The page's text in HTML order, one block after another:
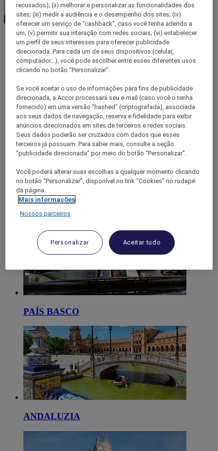
Confirmar minha moeda
World
Europe
Spain
CASTELA E LEÃO
CASTILLA-LA MANCHA-Espanha
PAÍS BASCO
ANDALUZIA
recusados); (ii) melhorar e personalizar as funcionalidades dos
sites; (iii) medir a audiência e o desempenho dos sites; (iv)
oferecer um serviço de “cashback”, caso você tenha aderido a
um; (v) permitir sua interação com redes sociais; (vi) estabelecer
um perfil de seus interesses para oferecer publicidade
direcionada. Para cada um de seus dispositivos (celular,
computador...), você pode escolher entre esses diferentes usos
clicando no botão “Personalizar”.
Se você aceitar o uso de informações para fins de publicidade
direcionada, a Accor processará seu e-mail (caso você o tenha
fornecido) em uma versão “hashed” (criptografada), associada
aos seus dados de navegação, reserva e fidelidade para exibir
anúncios direcionados em sites de terceiros e redes sociais.
Seus dados poderão ser cruzados com dados que esses
terceiros já possuam. Para saber mais, consulte a seção
“publicidade direcionada” por meio do botão “Personalizar”.
Você poderá alterar suas escolhas a qualquer momento clicando
no botão “Personalizar”, disponível no link "Cookies" no rodapé
da página.
Mais informações
Nossos parceiros
Personalizar Aceitar tudo